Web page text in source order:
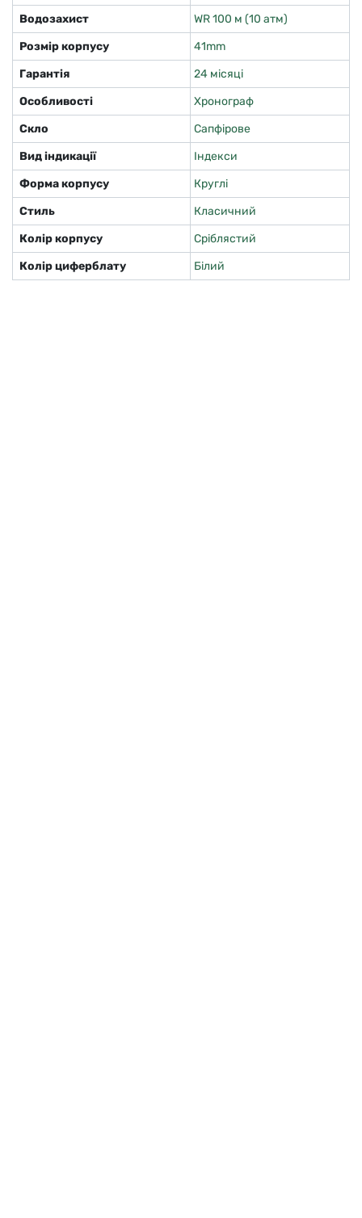
Водозахист
WR 100 м (10 атм)
Розмір корпусу
41mm
Гарантія
24 місяці
Особливості
Хронограф
Скло
Сапфірове
Вид індикації
Індекси
Форма корпусу
Круглі
Стиль
Класичний
Колір корпусу
Сріблястий
Колір циферблату
Білий